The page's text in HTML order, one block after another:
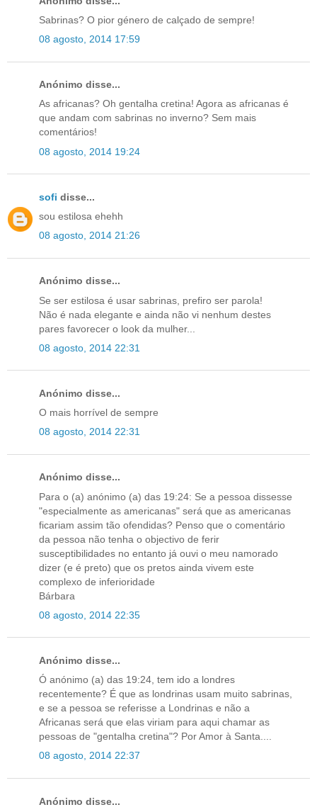
Sabrinas? O pior género de calçado de sempre!
08 agosto, 2014 17:59
Anónimo disse...
As africanas? Oh gentalha cretina! Agora as africanas é
que andam com sabrinas no inverno? Sem mais
comentários!
08 agosto, 2014 19:24
sofi disse...
sou estilosa ehehh
08 agosto, 2014 21:26
Anónimo disse...
Se ser estilosa é usar sabrinas, prefiro ser parola!
Não é nada elegante e ainda não vi nenhum destes
pares favorecer o look da mulher...
08 agosto, 2014 22:31
Anónimo disse...
O mais horrível de sempre
08 agosto, 2014 22:31
Anónimo disse...
Para o (a) anónimo (a) das 19:24: Se a pessoa dissesse
"especialmente as americanas" será que as americanas
ficariam assim tão ofendidas? Penso que o comentário
da pessoa não tenha o objectivo de ferir
susceptibilidades no entanto já ouvi o meu namorado
dizer (e é preto) que os pretos ainda vivem este
complexo de inferioridade
Bárbara
08 agosto, 2014 22:35
Anónimo disse...
Ó anónimo (a) das 19:24, tem ido a londres
recentemente? É que as londrinas usam muito sabrinas,
e se a pessoa se referisse a Londrinas e não a
Africanas será que elas viriam para aqui chamar as
pessoas de "gentalha cretina"? Por Amor à Santa....
08 agosto, 2014 22:37
Anónimo disse...